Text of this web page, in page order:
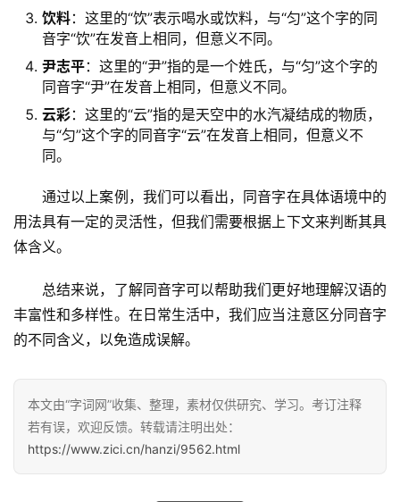
汉
字
组
词
饮料：这里的“饮”表示喝水或饮料，与“匀”这个字的同
音字“饮”在发音上相同，但意义不同。
尹志平：这里的“尹”指的是一个姓氏，与“匀”这个字的
同音字“尹”在发音上相同，但意义不同。
云彩：这里的“云”指的是天空中的水汽凝结成的物质，
与“匀”这个字的同音字“云”在发音上相同，但意义不
同。
通过以上案例，我们可以看出，同音字在具体语境中的
用法具有一定的灵活性，但我们需要根据上下文来判断其具
体含义。
总结来说，了解同音字可以帮助我们更好地理解汉语的
丰富性和多样性。在日常生活中，我们应当注意区分同音字
的不同含义，以免造成误解。
本文由“字词网”收集、整理，素材仅供研究、学习。考订注释
若有误，欢迎反馈。转载请注明出处：
https://www.zici.cn/hanzi/9562.html